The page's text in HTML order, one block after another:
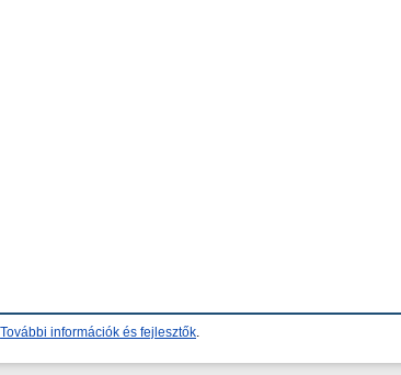
További információk és fejlesztők